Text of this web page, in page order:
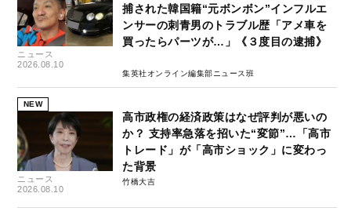
ニュース
2026.08.10
捕された韓国籍“元ボンボン”インフルエ
ンサーの刺青男のトラブル歴「アメ車を
買ったらパーツが…」《３度目の逮捕》
集英社オンライン編集部ニュース班
NEW
ニュース
2026.08.10
高市政権の経済政策はなぜ評判が悪いの
か？ 支持率急落を招いた“変節”…「高市
トレード」が「高市ショック」に変わっ
た背景
竹橋大吉